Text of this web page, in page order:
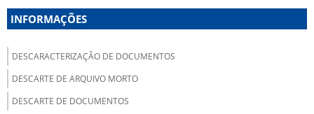
INFORMAÇÕES
DESCARACTERIZAÇÃO DE DOCUMENTOS
DESCARTE DE ARQUIVO MORTO
DESCARTE DE DOCUMENTOS